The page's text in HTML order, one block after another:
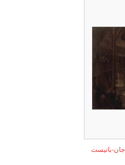
جان-باتيست